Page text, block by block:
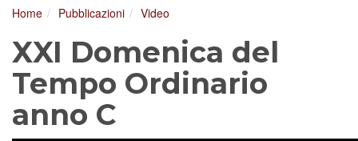
Home Pubblicazioni Video
XXI Domenica del
Tempo Ordinario
anno C